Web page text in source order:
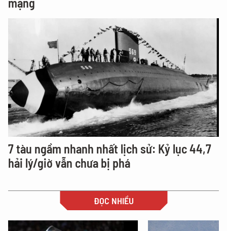
7 tàu ngầm nhanh nhất lịch sử: Kỷ lục 44,7
hải lý/giờ vẫn chưa bị phá
ĐỌC NHIỀU